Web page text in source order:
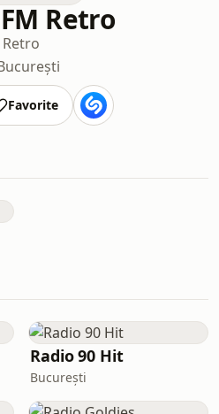
Retro
Retro
Favorite
Radio 90 Hit
București